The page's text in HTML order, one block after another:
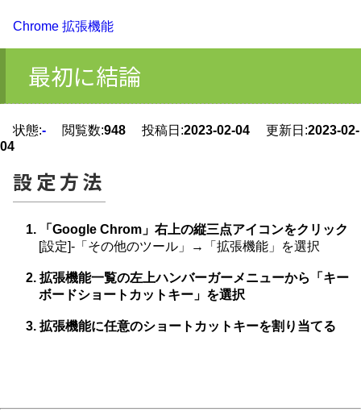
Chrome 拡張機能
最初に結論
状態:- 閲覧数:948 投稿日:2023-02-04 更新日:2023-02-
04
設定方法
1. 「Google Chrom」右上の縦三点アイコンをクリック
[設定]-「その他のツール」→「拡張機能」を選択
2. 拡張機能一覧の左上ハンバーガーメニューから「キー
ボードショートカットキー」を選択
3. 拡張機能に任意のショートカットキーを割り当てる